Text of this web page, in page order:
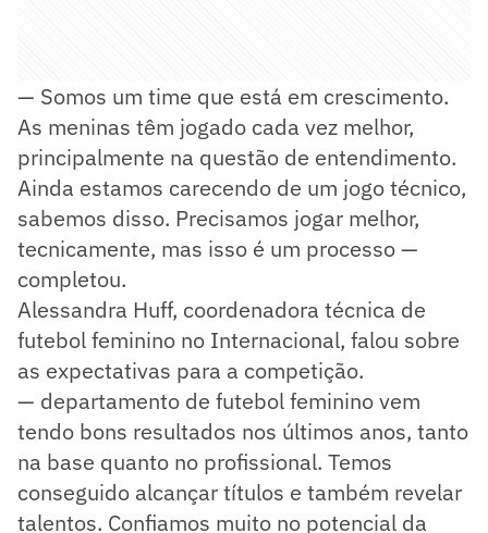
— Somos um time que está em crescimento.
As meninas têm jogado cada vez melhor,
principalmente na questão de entendimento.
Ainda estamos carecendo de um jogo técnico,
sabemos disso. Precisamos jogar melhor,
tecnicamente, mas isso é um processo —
completou.
Alessandra Huff, coordenadora técnica de
futebol feminino no Internacional, falou sobre
as expectativas para a competição.
— departamento de futebol feminino vem
tendo bons resultados nos últimos anos, tanto
na base quanto no profissional. Temos
conseguido alcançar títulos e também revelar
talentos. Confiamos muito no potencial da